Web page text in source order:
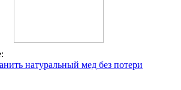
натуральный мед без потери